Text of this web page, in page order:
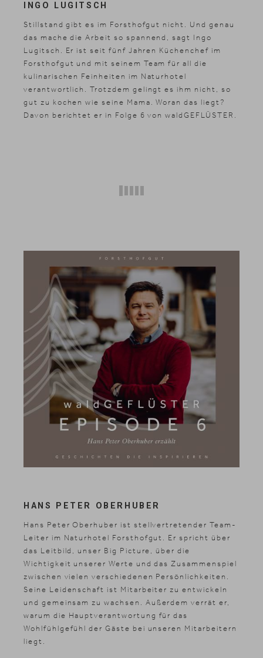
News & Stories
Inklusivleistungen
Shopping
INGO LUGITSCH
Stillstand gibt es im Forsthofgut nicht. Und genau
das mache die Arbeit so spannend, sagt Ingo
Lugitsch. Er ist seit fünf Jahren Küchenchef im
Forsthofgut und mit seinem Team für all die
kulinarischen Feinheiten im Naturhotel
verantwortlich. Trotzdem gelingt es ihm nicht, so
gut zu kochen wie seine Mama. Woran das liegt?
Davon berichtet er in Folge 6 von waldGEFLÜSTER.
HANS PETER OBERHUBER
Hans Peter Oberhuber ist stellvertretender Team-
Leiter im Naturhotel Forsthofgut. Er spricht über
das Leitbild, unser Big Picture, über die
Wichtigkeit unserer Werte und das Zusammenspiel
zwischen vielen verschiedenen Persönlichkeiten.
Seine Leidenschaft ist Mitarbeiter zu entwickeln
und gemeinsam zu wachsen. Außerdem verrät er,
warum die Hauptverantwortung für das
Wohlfühlgefühl der Gäste bei unseren Mitarbeitern
liegt.